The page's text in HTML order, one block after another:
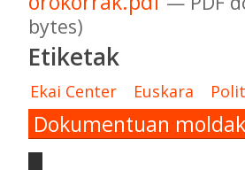
bytes)
Etiketak
Ekai Center Euskara
Dokumentuan